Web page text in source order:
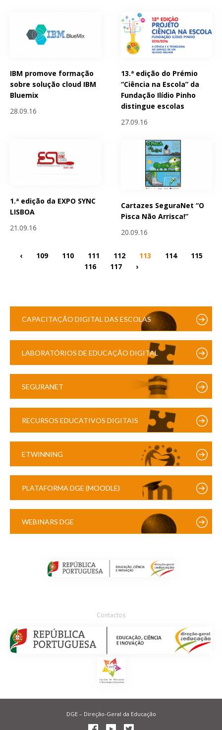
IBM promove formação
sobre solução cloud IBM
Bluemix
28.09.16
13.ª edição do Prémio
“Ciência na Escola” da
Fundação Ilídio Pinho
distingue escolas
27.09.16
1.ª edição da EXPO SYNC
LISBOA
21.09.16
Cartazes SeguraNet “O
Pisca Não Arrisca!”
20.09.16
‹ 109 110 111 112 113 114
115
116
117 ›
CAPACITAÇÃO DIGITAL DAS ESCOLAS
LABORATÓRIOS DE EDUCAÇÃO DIGITAL
SEGURANET
RECURSOS EDUCATIVOS DIGITAIS
ETWINNING
PLATAFORMA DGE (MOODLE)
WEBINARS DGE
Contactos
DGE – Direção-Geral da Educação